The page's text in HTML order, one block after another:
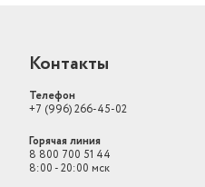
Контакты
Телефон
+7 (996) 266-45-02
Горячая линия
8 800 700 51 44
8:00 - 20:00 мск